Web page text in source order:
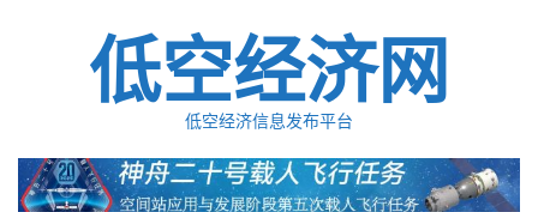
低空经济网
低空经济信息发布平台